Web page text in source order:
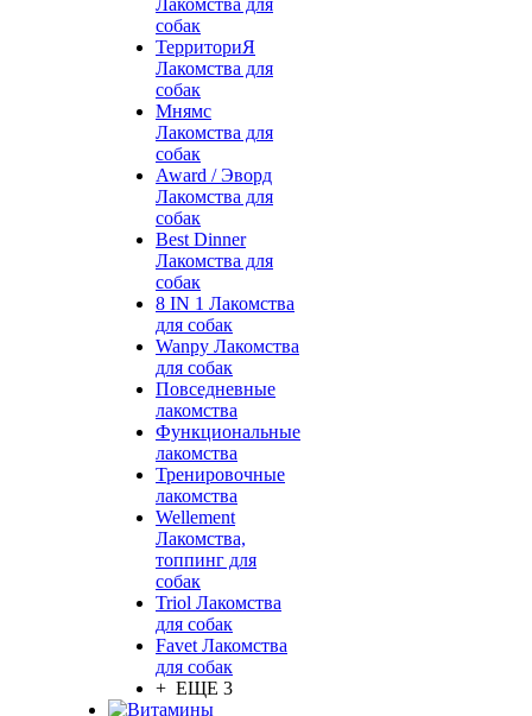
Лакомства для
собак
ТерриториЯ
Лакомства для
собак
Мнямс
Лакомства для
собак
Award / Эворд
Лакомства для
собак
Best Dinner
Лакомства для
собак
8 IN 1 Лакомства
для собак
Wanpy Лакомства
для собак
Повседневные
лакомства
Функциональные
лакомства
Тренировочные
лакомства
Wellement
Лакомства,
топпинг для
собак
Triol Лакомства
для собак
Favet Лакомства
для собак
+ ЕЩЕ 3